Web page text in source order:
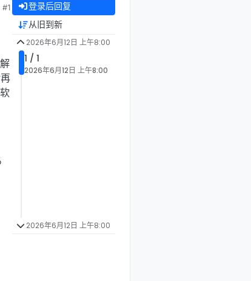
#1 登录后回复
从旧到新
2026年6月12日 上午8:00
1 / 1
2026年6月12日 上午8:00
2026年6月12日 上午8:00